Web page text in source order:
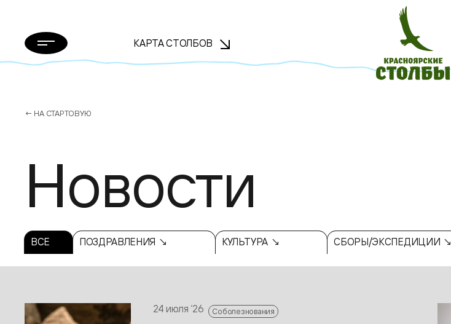
КАРТА СТОЛБОВ
← НА СТАРТОВУЮ
Новости
ВСЕ ПОЗДРАВЛЕНИЯ ↘ КУЛЬТУРА ↘ СБОРЫ/ЭКСПЕДИЦИИ ↘
24 июля ‘26 Соболезнования